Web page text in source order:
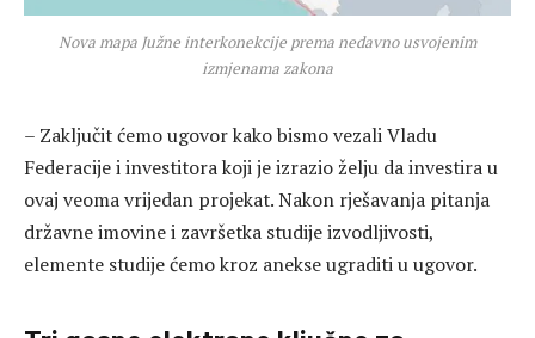
Nova mapa Južne interkonekcije prema nedavno usvojenim
izmjenama zakona
– Zaključit ćemo ugovor kako bismo vezali Vladu
Federacije i investitora koji je izrazio želju da investira u
ovaj veoma vrijedan projekat. Nakon rješavanja pitanja
državne imovine i završetka studije izvodljivosti,
elemente studije ćemo kroz anekse ugraditi u ugovor.